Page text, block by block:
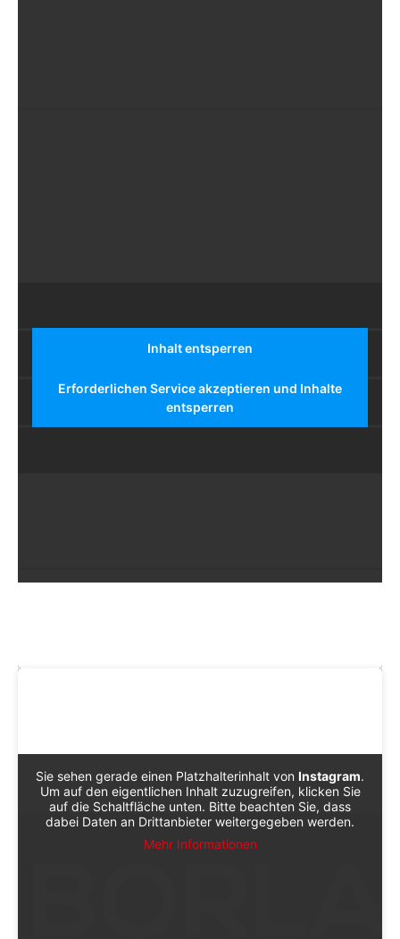
Inhalt entsperren
Erforderlichen Service akzeptieren und Inhalte
entsperren
Sie sehen gerade einen Platzhalterinhalt von Instagram.
Um auf den eigentlichen Inhalt zuzugreifen, klicken Sie
auf die Schaltfläche unten. Bitte beachten Sie, dass
dabei Daten an Drittanbieter weitergegeben werden.
Mehr Informationen